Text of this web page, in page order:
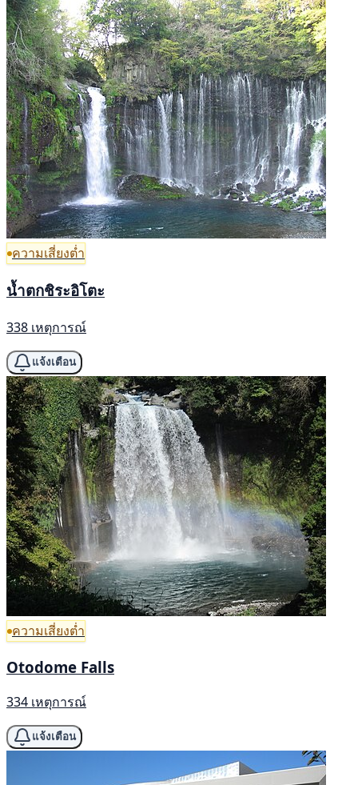
ความเสี่ยงต่ำ
น้ำตกชิระอิโตะ
338 เหตุการณ์
แจ้งเตือน
ความเสี่ยงต่ำ
Otodome Falls
334 เหตุการณ์
แจ้งเตือน